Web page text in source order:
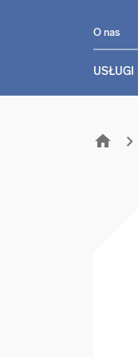
O nas
USŁUGI
home chevron_right